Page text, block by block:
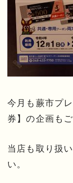
今月も蕨市プ
券】の企画も
当店も取り扱
い。